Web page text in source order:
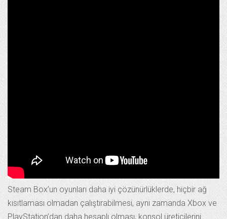
Steam Box’un oyunları daha iyi çözünürlüklerde, hiçbir ağ
kısıtlaması olmadan çalıştırabilmesi, aynı zamanda Xbox ve
PlayStation’dan daha hesaplı olması, konsol üreticilerini